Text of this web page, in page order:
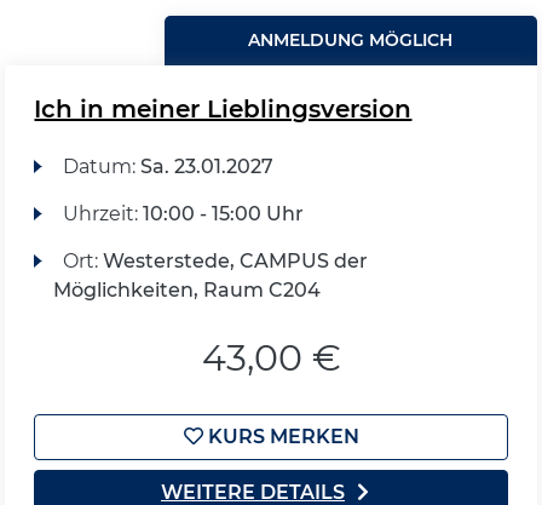
ANMELDUNG MÖGLICH
Ich in meiner Lieblingsversion
Datum: Sa. 23.01.2027
Uhrzeit: 10:00 - 15:00 Uhr
Ort: Westerstede, CAMPUS der
Möglichkeiten, Raum C204
43,00 €
KURS MERKEN
WEITERE DETAILS